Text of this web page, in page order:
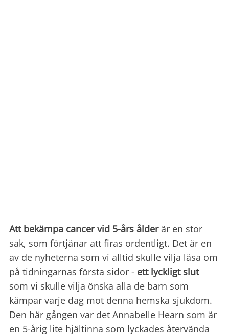
Att bekämpa cancer vid 5-års ålderär en stor
sak, som förtjänar att firas ordentligt. Det är en
av de nyheterna som vi alltid skulle vilja läsa om
på tidningarnas första sidor - ett lyckligt slut
som vi skulle vilja önska alla de barn som
kämpar varje dag mot denna hemska sjukdom.
Den här gången var det Annabelle Hearn som är
en 5-årig lite hjältinna som lyckades återvända